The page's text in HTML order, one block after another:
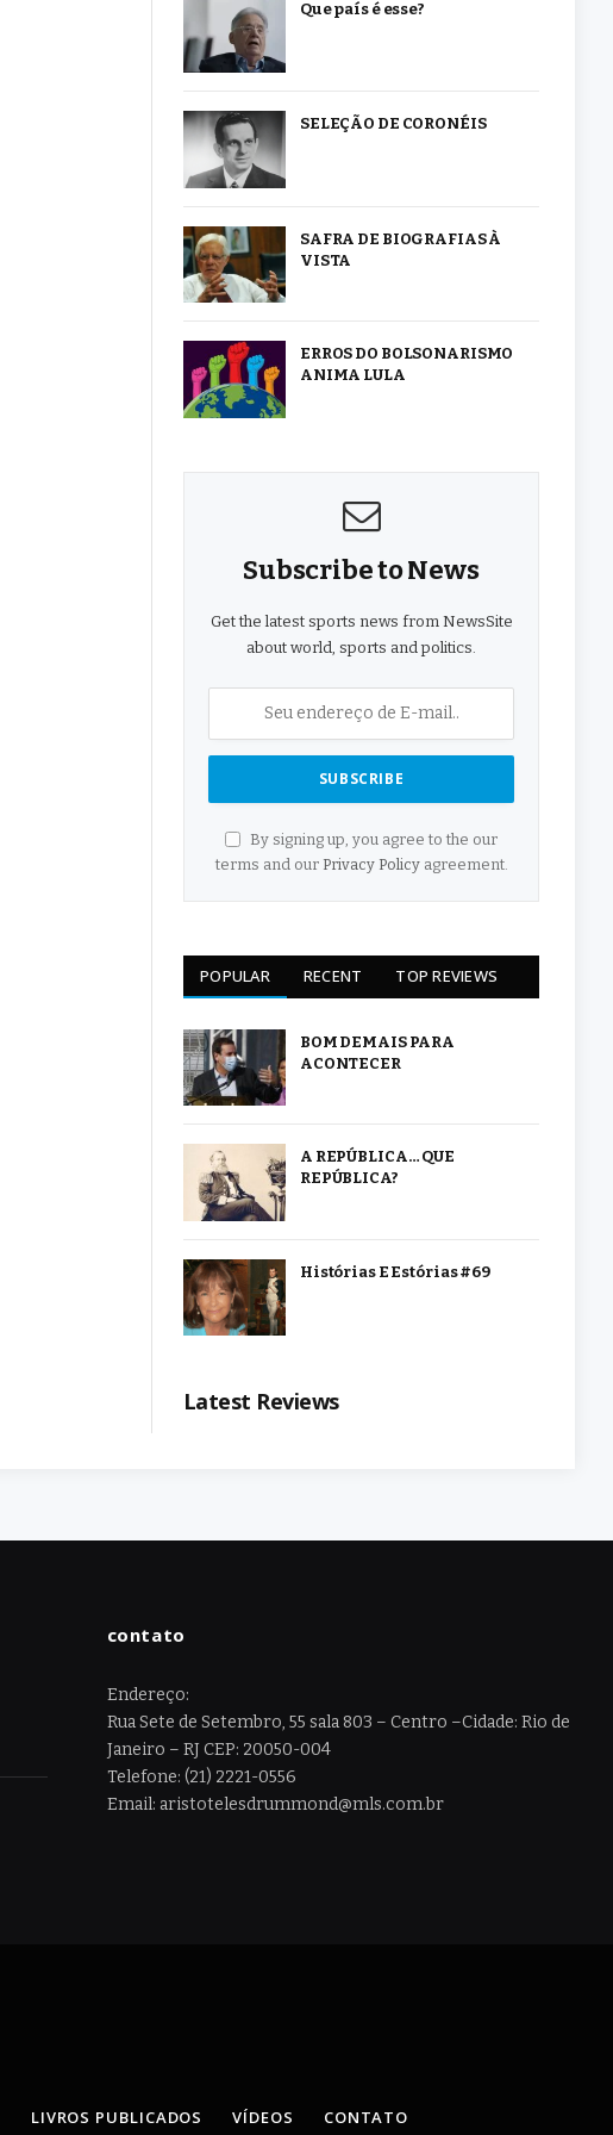
Que país é esse?
SELEÇÃO DE CORONÉIS
SAFRA DE BIOGRAFIAS À
VISTA
ERROS DO BOLSONARISMO
ANIMA LULA
Subscribe to News
Get the latest sports news from NewsSite
about world, sports and politics.
By signing up, you agree to the our
terms and our Privacy Policyagreement.
POPULAR RECENT TOP REVIEWS
BOM DEMAIS PARA
ACONTECER
A REPÚBLICA… QUE
REPÚBLICA?
Histórias E Estórias #69
Latest Reviews
contato
Endereço:
Rua Sete de Setembro, 55 sala 803 – Centro –Cidade: Rio de
Janeiro – RJ CEP: 20050-004
Telefone: (21) 2221-0556
Email: aristotelesdrummond@mls.com.br
LIVROS PUBLICADOS VÍDEOS CONTATO